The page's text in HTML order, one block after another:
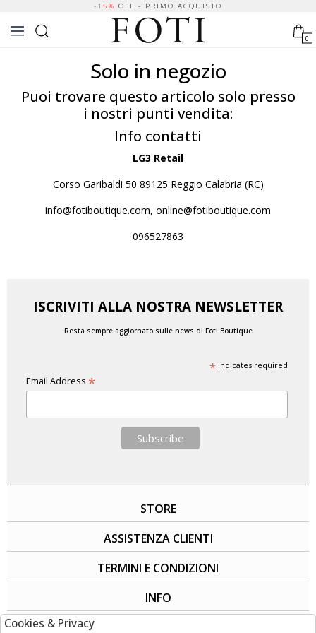
-15% OFF - PRIMO ACQUISTO
0
Solo in negozio
Puoi trovare questo articolo solo presso
i nostri punti vendita:
Info contatti
LG3 Retail
Corso Garibaldi 50 89125 Reggio Calabria (RC)
info@fotiboutique.com, online@fotiboutique.com
096527863
ISCRIVITI ALLA NOSTRA NEWSLETTER
Resta sempre aggiornato sulle news di Foti Boutique
*indicates required
Email Address *
STORE
ASSISTENZA CLIENTI
TERMINI E CONDIZIONI
INFO
Cookies & Privacy